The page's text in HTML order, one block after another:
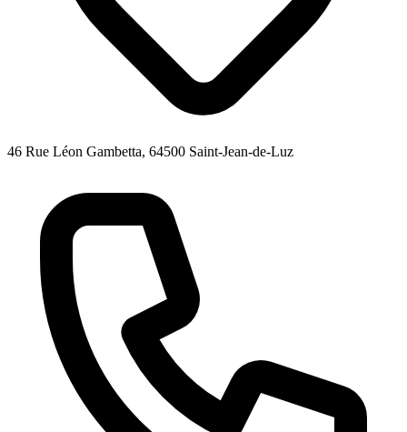
46 Rue Léon Gambetta, 64500 Saint-Jean-de-Luz